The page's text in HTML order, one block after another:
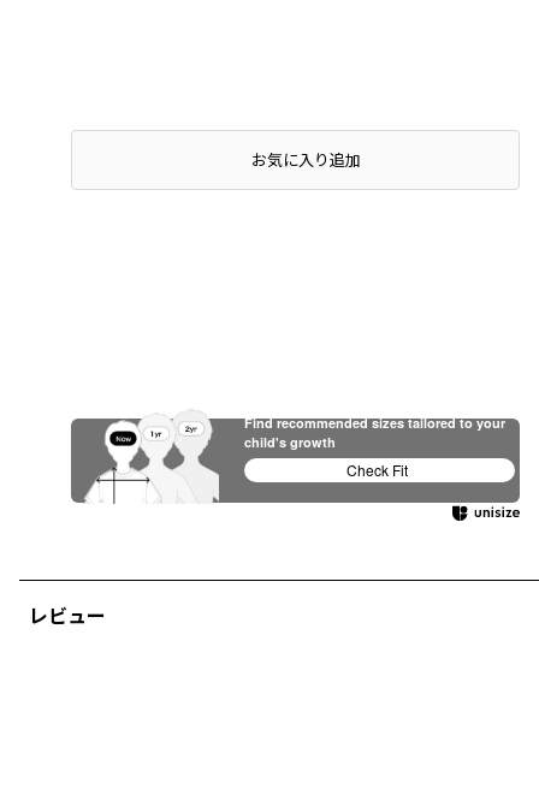
レビュー
お気に入り追加
Find recommended sizes tailored to your
child's growth
Check Fit